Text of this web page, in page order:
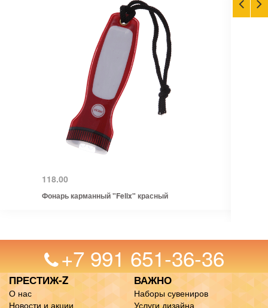
118.00
Фонарь карманный "Felix" красный
+7 991 651-36-36
ПРЕСТИЖ-Z
О нас
Новости и акции
ВАЖНО
Наборы сувениров
Услуги дизайна